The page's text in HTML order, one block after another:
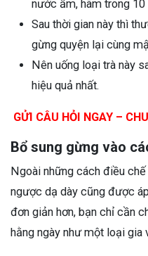
nước ấm, hãm trong 10
Sau thời gian này thì
gừng quyện lại cùng
Nên uống loại trà này
hiệu quả nhất.
GỬI CÂU HỎI NGAY –
Bổ sung gừng vào
Ngoài những cách điều
ngược dạ dày cũng được
đơn giản hơn, bạn chỉ cần
hằng ngày như một loại gia